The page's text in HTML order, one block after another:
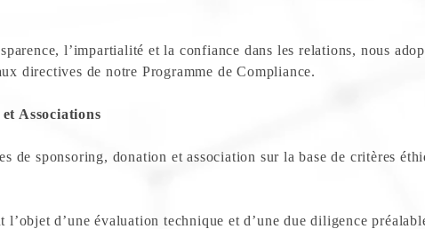
l’impartialité et la confiance dans les relations, nous
directives de notre Programme de Compliance.
Associations
de sponsoring, donation et association sur la base de critères
l’objet d’une évaluation technique et d’une due diligence